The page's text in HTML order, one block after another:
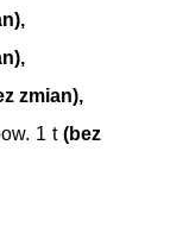
zmian),
1 t (bez